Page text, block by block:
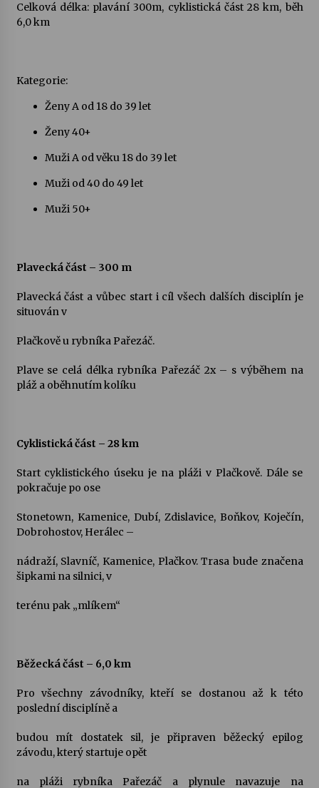
17. 7. 2026
Ozvěny prázdnin
Želiv
30. 6. 2026
Celková délka: plavání 300m, cyklistická část 28 km, běh
6,0 km
Kategorie:
Ženy A od 18 do 39 let
Ženy 40+
Muži A od věku 18 do 39 let
Muži od 40 do 49 let
Muži 50+
Plavecká část – 300 m
Plavecká část a vůbec start i cíl všech dalších disciplín je
situován v
Plačkově u rybníka Pařezáč.
Plave se celá délka rybníka Pařezáč 2x – s výběhem na
pláž a oběhnutím kolíku
Cyklistická část – 28 km
Start cyklistického úseku je na pláži v Plačkově. Dále se
pokračuje po ose
Stonetown, Kamenice, Dubí, Zdislavice, Boňkov, Koječín,
Dobrohostov, Herálec –
nádraží, Slavníč, Kamenice, Plačkov. Trasa bude značena
šipkami na silnici, v
terénu pak „mlíkem“
Běžecká část – 6,0 km
Pro všechny závodníky, kteří se dostanou až k této
poslední disciplíně a
budou mít dostatek sil, je připraven běžecký epilog
závodu, který startuje opět
na pláži rybníka Pařezáč a plynule navazuje na